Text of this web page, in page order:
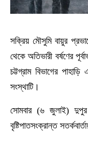
সক্রিয় মৌসুমি বায়ুর
থেকে অতিভারী বর্ষণের
চট্টগ্রাম বিভাগের
সংস্থাটি।
সোমবার (৬ জুলাই) দুপুর
বৃষ্টিপাতসংক্রান্ত